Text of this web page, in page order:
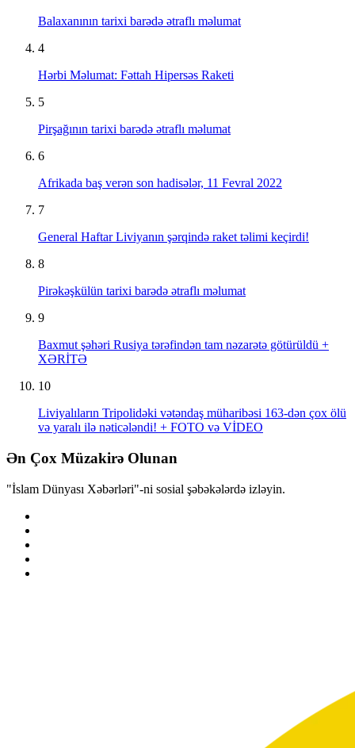
Balaxanının tarixi barədə ətraflı məlumat
4
Hərbi Məlumat: Fəttah Hipersəs Raketi
5
Pirşağının tarixi barədə ətraflı məlumat
6
Afrikada baş verən son hadisələr, 11 Fevral 2022
7
General Haftar Liviyanın şərqində raket təlimi keçirdi!
8
Pirəkəşkülün tarixi barədə ətraflı məlumat
9
Baxmut şəhəri Rusiya tərəfindən tam nəzarətə götürüldü +
XƏRİTƏ
10
Liviyalıların Tripolidəki vətəndaş müharibəsi 163-dən çox ölü
və yaralı ilə nəticələndi! + FOTO və VİDEO
Ən Çox Müzakirə Olunan
"İslam Dünyası Xəbərləri"-ni sosial şəbəkələrdə izləyin.